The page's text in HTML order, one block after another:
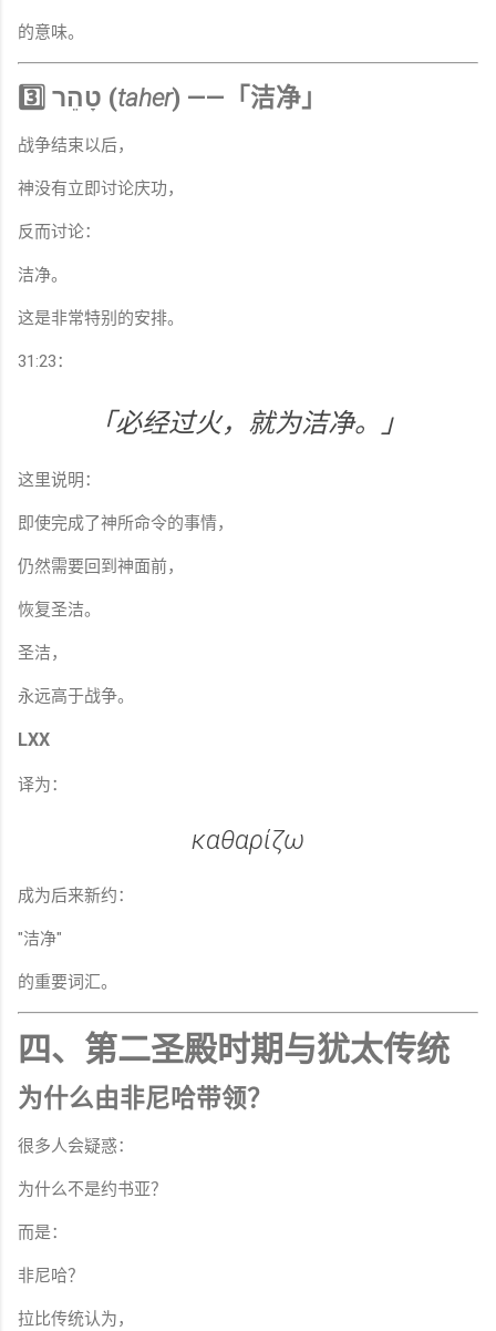
的意味。
3️⃣ טָהֵר (taher) ——「洁净」
战争结束以后，
神没有立即讨论庆功，
反而讨论：
洁净。
这是非常特别的安排。
31:23：
「必经过火，就为洁净。」
这里说明：
即使完成了神所命令的事情，
仍然需要回到神面前，
恢复圣洁。
圣洁，
永远高于战争。
LXX
译为：
καθαρίζω
成为后来新约：
"洁净"
的重要词汇。
四、第二圣殿时期与犹太传统
为什么由非尼哈带领？
很多人会疑惑：
为什么不是约书亚？
而是：
非尼哈？
拉比传统认为，